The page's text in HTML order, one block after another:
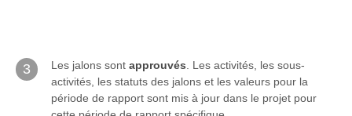
3 Les jalons sont approuvés . Les activités, les sous-
activités, les statuts des jalons et les valeurs pour la
période de rapport sont mis à jour dans le projet pour